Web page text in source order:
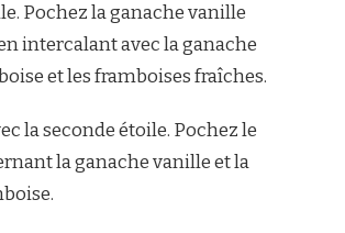
Pochez la ganache vanille
intercalant avec la ganache
et les framboises fraîches.
la seconde étoile. Pochez le
la ganache vanille et la